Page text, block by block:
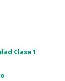
Clase 1